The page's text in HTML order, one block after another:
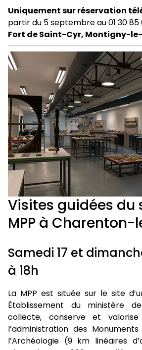
Uniquement sur réservation
partir du 5 septembre au 01 30 85
Fort de Saint-Cyr, Montigny-
Visites guidées du
MPP à Charenton-
Samedi 17 et
à 18h
La MPP est située sur le site
Établissement du ministère
collecte, conserve et
l’administration des
l’Archéologie (9 km linéaires